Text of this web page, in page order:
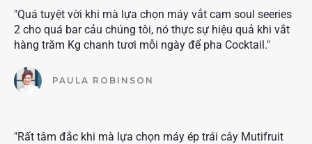
"Quá tuyệt vời khi mà lựa chọn máy vắt cam soul seeries
2 cho quá bar cảu chúng tôi, nó thực sự hiệu quả khi vắt
hàng trăm Kg chanh tươi mỗi ngày để pha Cocktail."
PAULA ROBINSON
"Rất tâm đắc khi mà lựa chọn máy ép trái cây Mutifruit